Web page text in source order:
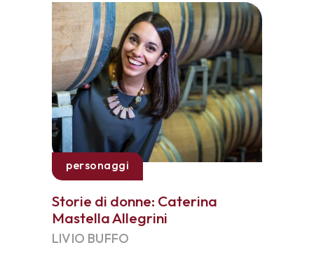
personaggi
Storie di donne: Caterina
Mastella Allegrini
LIVIO BUFFO